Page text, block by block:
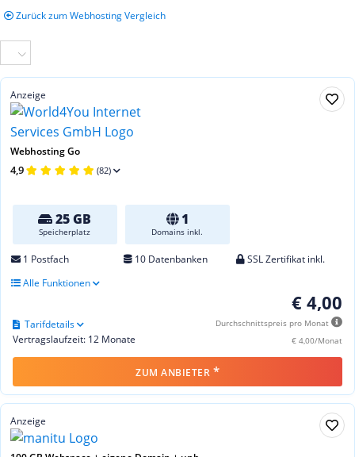
Zurück zum Webhosting Vergleich
Anzeige
Webhosting Go
4,9 (82)
25 GB
Speicherplatz
1
Domains inkl.
1 Postfach 10 Datenbanken
SSL Zertifikat inkl.
Alle Funktionen
€ 4,00
Durchschnittspreis pro Monat
€ 4,00/Monat
Vertragslaufzeit: 12 Monate
Tarifdetails
ZUM ANBIETER *
Anzeige